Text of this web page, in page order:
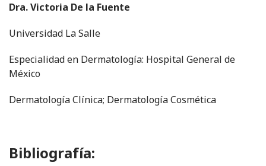
Dra. Victoria De la Fuente
Universidad La Salle
Especialidad en Dermatología: Hospital General de
México
Dermatología Clínica; Dermatología Cosmética
Bibliografía: